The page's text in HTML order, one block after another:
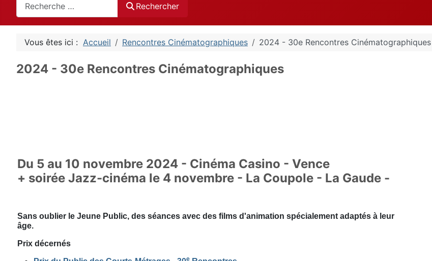
Rechercher
Vous êtes ici : Accueil Rencontres Cinématographiques 2024 - 30e Rencontres Cinématographiques
2024 - 30e Rencontres Cinématographiques
Du 5 au 10 novembre 2024 - Cinéma Casino - Vence
+ soirée Jazz-cinéma le 4 novembre - La Coupole - La Gaude -
Sans oublier le Jeune Public, des séances avec des films d'animation spécialement adaptés à leur
âge.
Prix décernés
e